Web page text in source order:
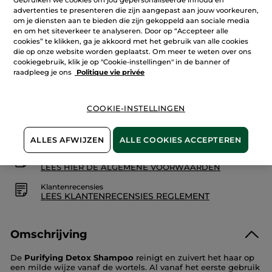
sterren.
Lees
reviews.
navulling
Purifying
Detox
Aantal
IN WINKELMANDJE
Veilige betaling
Niet tevreden? Geld terug!
Algemene Voorwaarden
LEES HIER DE ALGEMENE VOORWAARDEN
Klantenrecensies
LEES KLANTENRECENSIES REGLEMENT
Omschrijving
De Purifying Detox Shampoo reinigt en zuivert het haar op
een milde wijze vanaf de wortels. Al vanaf het eerste gebruik
advertenties te presenteren die zijn aangepast aan jouw voorkeuren,
om je diensten aan te bieden die zijn gekoppeld aan sociale media
en om het siteverkeer te analyseren. Door op “Accepteer alle
cookies” te klikken, ga je akkoord met het gebruik van alle cookies
die op onze website worden geplaatst. Om meer te weten over ons
cookiegebruik, klik je op "Cookie-instellingen" in de banner of
raadpleeg je ons
Politique vie privée
COOKIE-INSTELLINGEN
ALLES AFWIJZEN ALLE COOKIES ACCEPTEREN